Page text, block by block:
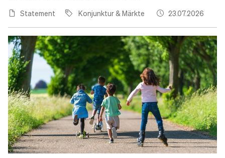
Statement Konjunktur & Märkte 23.07.2026